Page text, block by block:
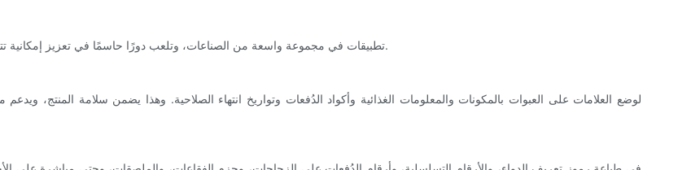
تجد طابعات CIJ تطبيقات في مجموعة واسعة من الصناعات، وتلعب دورًا حاسمًا في تعزيز إمكانية تتبع المنتج، والتعرف على العلامة التجارية، والامتثال للوائح الصناعة.